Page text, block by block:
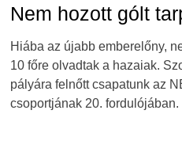
Nem hozott gólt
Hiába az újabb emberelőny,
10 főre olvadtak a hazaiak.
pályára felnőtt csapatunk az
csoportjának 20.